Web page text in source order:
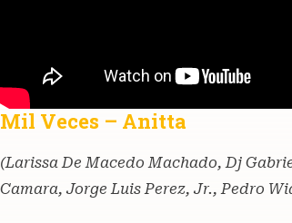
Mil Veces – Anitta
(Larissa De Macedo Machado, Dj
Camara, Jorge Luis Perez, Jr., Pedro